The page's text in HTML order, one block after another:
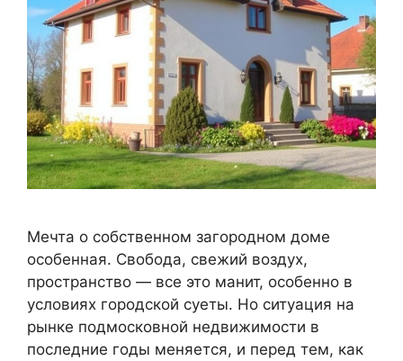
Мечта о собственном загородном доме
особенная. Свобода, свежий воздух,
пространство — все это манит, особенно в
условиях городской суеты. Но ситуация на
рынке подмосковной недвижимости в
последние годы меняется, и перед тем, как